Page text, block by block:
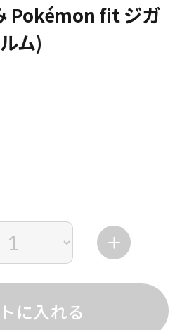
Pokémon fit ジガ
ム)
に入れる